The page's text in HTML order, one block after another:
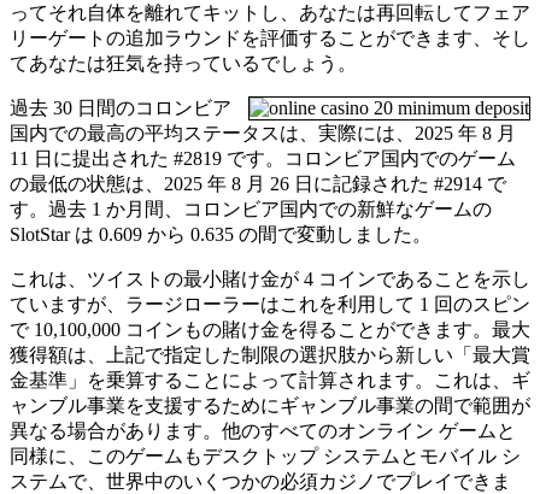
ってそれ自体を離れてキットし、あなたは再回転してフェア
リーゲートの追加ラウンドを評価することができます、そし
てあなたは狂気を持っているでしょう。
過去 30 日間のコロンビア
国内での最高の平均ステータスは、実際には、2025 年 8 月
11 日に提出された #2819 です。コロンビア国内でのゲーム
の最低の状態は、2025 年 8 月 26 日に記録された #2914 で
す。過去 1 か月間、コロンビア国内での新鮮なゲームの
SlotStar は 0.609 から 0.635 の間で変動しました。
これは、ツイストの最小賭け金が 4 コインであることを示し
ていますが、ラージローラーはこれを利用して 1 回のスピン
で 10,100,000 コインもの賭け金を得ることができます。最大
獲得額は、上記で指定した制限の選択肢から新しい「最大賞
金基準」を乗算することによって計算されます。これは、ギ
ャンブル事業を支援するためにギャンブル事業の間で範囲が
異なる場合があります。他のすべてのオンライン ゲームと
同様に、このゲームもデスクトップ システムとモバイル シ
ステムで、世界中のいくつかの必須カジノでプレイできま